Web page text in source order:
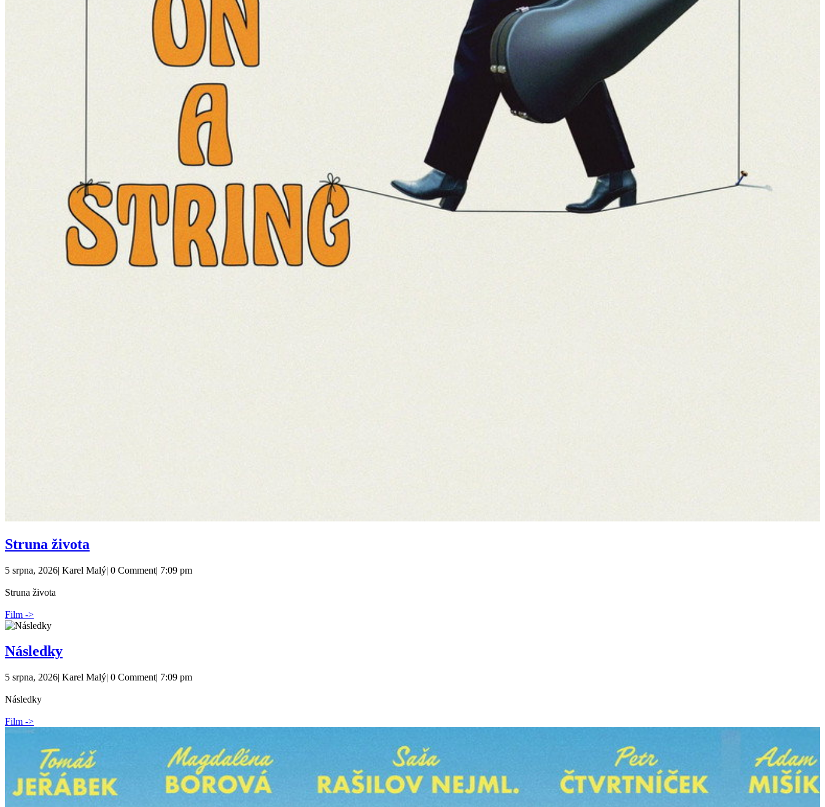
Struna života
5 srpna, 20265| Karel MalýKarel
| 0 Comment| 7:09 pm
Struna života
Film ->
NásledkyNásledky
5 srpna, 20265| Karel MalýKarel
| 0 Comment| 7:09 pm
Následky
Film ->